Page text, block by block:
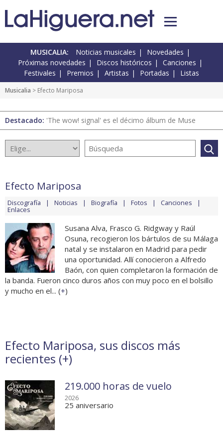
MUSICALIA: Noticias musicales
Novedades
Próximas novedades
Discos históricos
Canciones
Festivales
Premios Artistas Portadas Listas
Musicalia > Efecto Mariposa
Destacado: 'The wow! signal' es el décimo álbum de Muse
Efecto Mariposa
Discografía Noticias Biografía Fotos Canciones
Enlaces
Susana Alva, Frasco G. Ridgway y Raúl
Osuna, recogieron los bártulos de su Málaga
natal y se instalaron en Madrid para pedir
una oportunidad. Allí conocieron a Alfredo
Baón, con quien completaron la formación de
la banda. Fueron cinco duros años con muy poco en el bolsillo
y mucho en el... (+)
Efecto Mariposa, sus discos más
recientes (+)
219.000 horas de vuelo
2026
25 aniversario